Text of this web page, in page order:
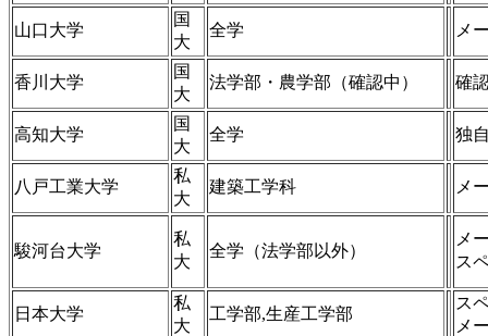
山口大学
国
大
全学 メ
香川大学
国
大
法学部・農学部（確認中） 確
高知大学
国
大
全学 独
八戸工業大学
私
大
建築工学科 メ
駿河台大学
私
大
全学（法学部以外）
メ
ス
日本大学
私
大
工学部,生産工学部
ス
メ